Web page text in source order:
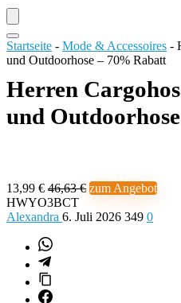
Startseite - Mode & Accessoires -
und Outdoorhose – 70% Rabatt
Herren
und
13,99 € 46,63 € zum Angebot
HWYO3BCT
Alexandra 6. Juli 2026 349 0